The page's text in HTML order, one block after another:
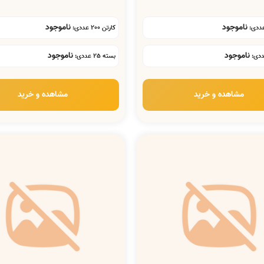
ناموجود
ناموجود
مشاهده و خرید
کارتن 200 عددی: ناموجود
بسته 25 عددی: ناموجود
مشاهده و خرید